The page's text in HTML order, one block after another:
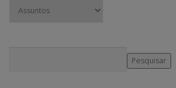
Pesquisar